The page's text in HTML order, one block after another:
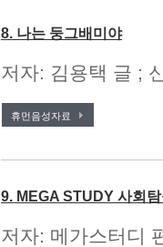
8. 나는 둥그배미야
저자: 김용택 글 ;
휴먼음성자료
9. MEGA STUDY 사회
저자: 메가스터디